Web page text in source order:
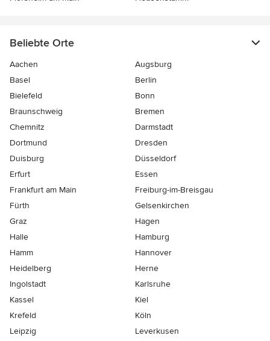
Beliebte Orte
Aachen
Augsburg
Basel
Berlin
Bielefeld
Bonn
Braunschweig
Bremen
Chemnitz
Darmstadt
Dortmund
Dresden
Duisburg
Düsseldorf
Erfurt
Essen
Frankfurt am Main
Freiburg-im-Breisgau
Fürth
Gelsenkirchen
Graz
Hagen
Halle
Hamburg
Hamm
Hannover
Heidelberg
Herne
Ingolstadt
Karlsruhe
Kassel
Kiel
Krefeld
Köln
Leipzig
Leverkusen